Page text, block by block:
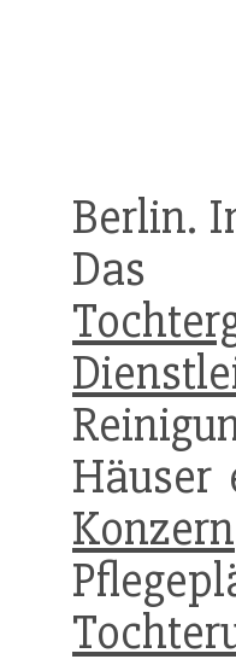
Berlin.
Das
Konzern